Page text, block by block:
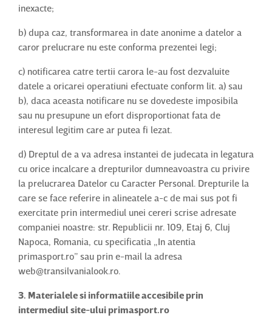
inexacte;
b) dupa caz, transformarea in date anonime a datelor a
caror prelucrare nu este conforma prezentei legi;
c) notificarea catre tertii carora le-au fost dezvaluite
datele a oricarei operatiuni efectuate conform lit. a) sau
b), daca aceasta notificare nu se dovedeste imposibila
sau nu presupune un efort disproportionat fata de
interesul legitim care ar putea fi lezat.
d) Dreptul de a va adresa instantei de judecata in legatura
cu orice incalcare a drepturilor dumneavoastra cu privire
la prelucrarea Datelor cu Caracter Personal. Drepturile la
care se face referire in alineatele a-c de mai sus pot fi
exercitate prin intermediul unei cereri scrise adresate
companiei noastre: str. Republicii nr. 109, Etaj 6, Cluj
Napoca, Romania, cu specificatia „In atentia
primasport.ro” sau prin e-mail la adresa
web@transilvanialook.ro.
3. Materialele si informatiile accesibile prin
intermediul site-ului primasport.ro